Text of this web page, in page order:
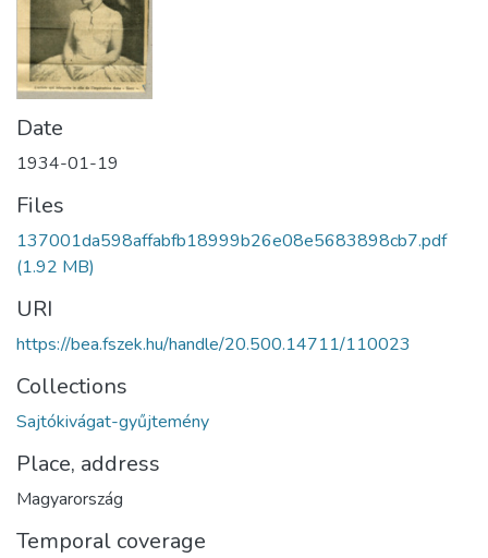
Date
1934-01-19
Files
137001da598affabfb18999b26e08e5683898cb7.pdf
(1.92 MB)
URI
https://bea.fszek.hu/handle/20.500.14711/110023
Collections
Sajtókivágat-gyűjtemény
Place, address
Magyarország
Temporal coverage